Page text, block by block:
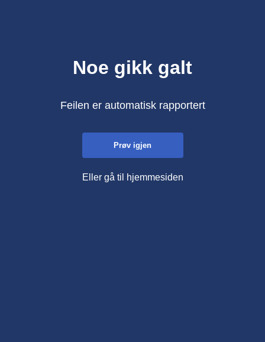
Noe gikk galt
Feilen er automatisk rapportert
Prøv igjen
Eller gå til hjemmesiden